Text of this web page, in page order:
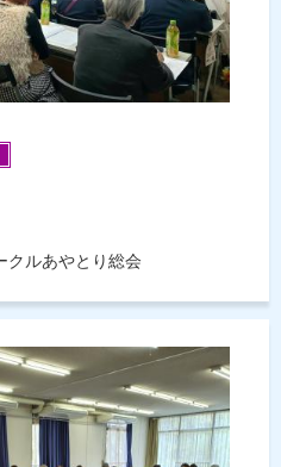
ルあやとり総会